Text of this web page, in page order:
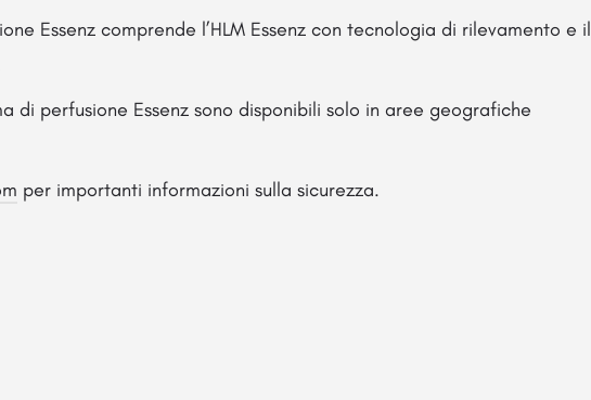
Essenz comprende l’HLM Essenz con tecnologia di rilevamento e il
di perfusione Essenz sono disponibili solo in aree geografiche
per importanti informazioni sulla sicurezza.